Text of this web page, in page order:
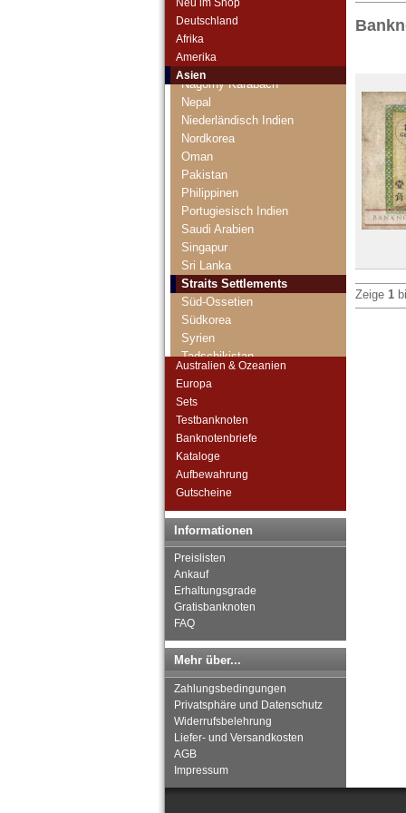
Deutschland
Afrika
Amerika
Asien
Myanmar
Nagorny Karabach
Nepal
Niederländisch Indien
Nordkorea
Oman
Pakistan
Philippinen
Portugiesisch Indien
Saudi Arabien
Singapur
Sri Lanka
Straits Settlements
Süd-Ossetien
Südkorea
Syrien
Tadschikistan
Thailand
Vereinigte Arabische Emirate
Australien & Ozeanien
Europa
Sets
Testbanknoten
Banknotenbriefe
Kataloge
Aufbewahrung
Gutscheine
Informationen
Preislisten
Ankauf
Erhaltungsgrade
Gratisbanknoten
FAQ
Mehr über...
Zahlungsbedingungen
Privatsphäre und Datenschutz
Widerrufsbelehrung
Liefer- und Versandkosten
AGB
Impressum
Zeige 1